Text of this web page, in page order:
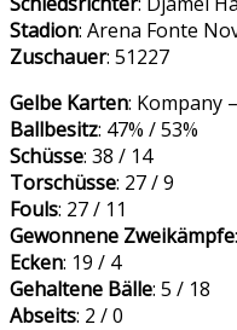
Stadion: Arena Fonte
Zuschauer: 51227
Gelbe Karten: Kompany
Ballbesitz: 47% / 53%
Schüsse: 38 / 14
Torschüsse: 27 / 9
Fouls: 27 / 11
Gewonnene Zweikämpfe
Ecken: 19 / 4
Gehaltene Bälle: 5 / 18
Abseits: 2 / 0